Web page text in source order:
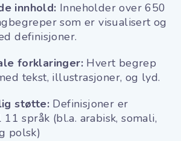
innhold: Inneholder over 650
som er visualisert og
definisjoner.
forklaringer: Hvert begrep
tekst, illustrasjoner, og lyd.
støtte: Definisjoner er
språk (bl.a. arabisk, somali,
polsk)